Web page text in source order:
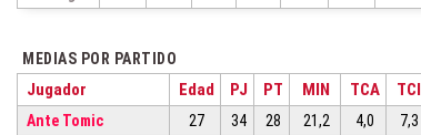
MEDIAS POR PARTIDO
Jugador Edad PJ PT MIN TCA TCI
Ante Tomic 27 34 28 21,2 4,0 7,3